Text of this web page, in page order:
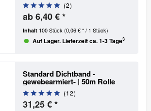
(2)
ab 6,40 € *
Inhalt 100 Stück(0,06 € * / 1 Stück)
Auf Lager. Lieferzeit ca. 1-3 Tage3
Standard Dichtband -
gewebearmiert- | 50m Rolle
(12)
31,25 € *